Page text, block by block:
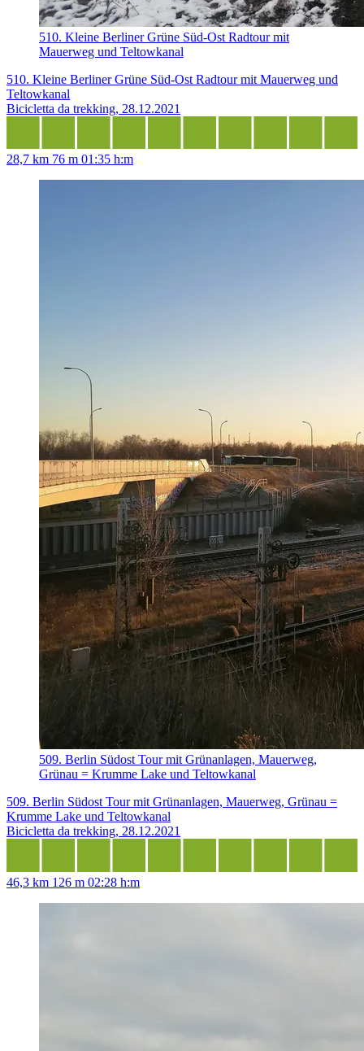
510. Kleine Berliner Grüne Süd-Ost Radtour mit
Mauerweg und Teltowkanal
510. Kleine Berliner Grüne Süd-Ost Radtour mit Mauerweg und
Teltowkanal
Bicicletta da trekking, 28.12.2021
28,7 km 76 m 01:35 h:m
509. Berlin Südost Tour mit Grünanlagen, Mauerweg,
Grünau = Krumme Lake und Teltowkanal
509. Berlin Südost Tour mit Grünanlagen, Mauerweg, Grünau =
Krumme Lake und Teltowkanal
Bicicletta da trekking, 28.12.2021
46,3 km 126 m 02:28 h:m